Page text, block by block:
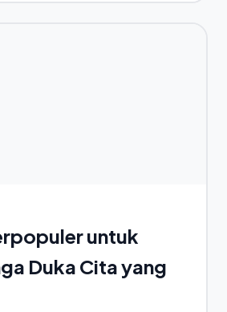
untuk
Duka Cita yang